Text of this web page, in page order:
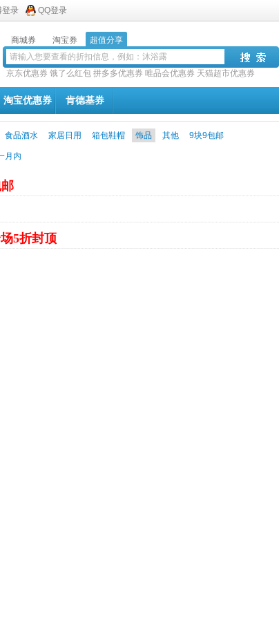
登录 QQ登录
商城券 淘宝券 超值分享
京东优惠券 饿了么红包 拼多多优惠券 唯品会优惠券 天猫超市优惠券
淘宝优惠券 肯德基券
食品酒水 家居日用 箱包鞋帽 饰品 其他 9块9包邮
月内
5折封顶